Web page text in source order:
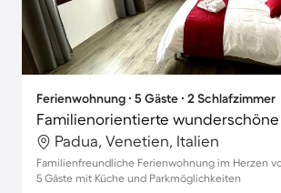
Ferienwohnung ∙ 5 Gäste ∙ 2 Schlafzimmer
Padua, Venetien, Italien
Familienfreundliche Ferienwohnung im Herzen
5 Gäste mit Küche und Parkmöglichkeiten